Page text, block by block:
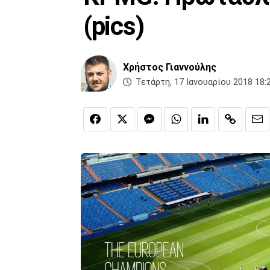
(pics)
Χρήστος Γιαννούλης
Τετάρτη, 17 Ιανουαρίου 2018